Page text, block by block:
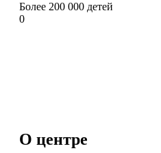
Более 200 000 детей
0
О центре